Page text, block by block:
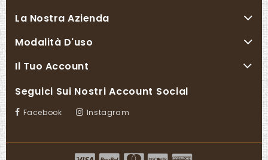
La Nostra Azienda
Modalità D'uso
Il Tuo Account
Seguici Sui Nostri Account Social
Facebook Instagram